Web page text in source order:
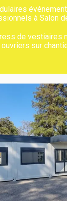
à Salon
de vestiaires
sur